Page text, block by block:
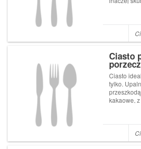
kwaśnym
porzeczki,
bez...
Ciasto
pianką
Ciasto
tylko.
kakaowe,
smakuje.
wymiarach